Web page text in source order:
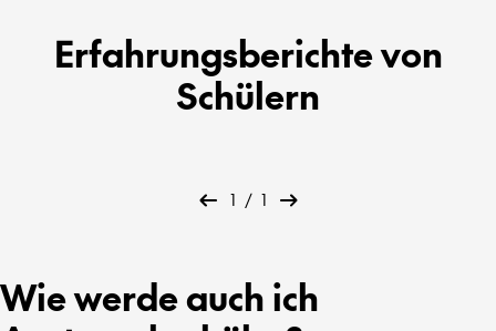
Erfahrungsberichte von
Schülern
1 / 1
Wie werde auch ich